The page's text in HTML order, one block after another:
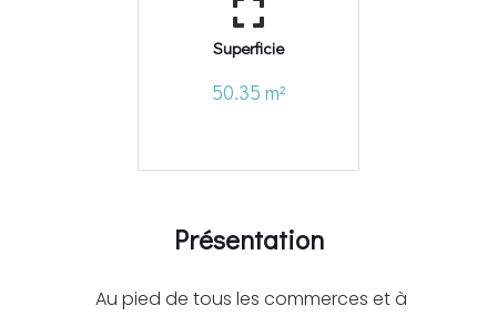
Superficie
50.35 m²
Présentation
Au pied de tous les commerces et à